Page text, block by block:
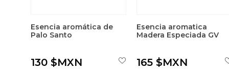
Esencia aromática de
Palo Santo
130 $MXN
Esencia aromatica
Madera Especiada GV
165 $MXN